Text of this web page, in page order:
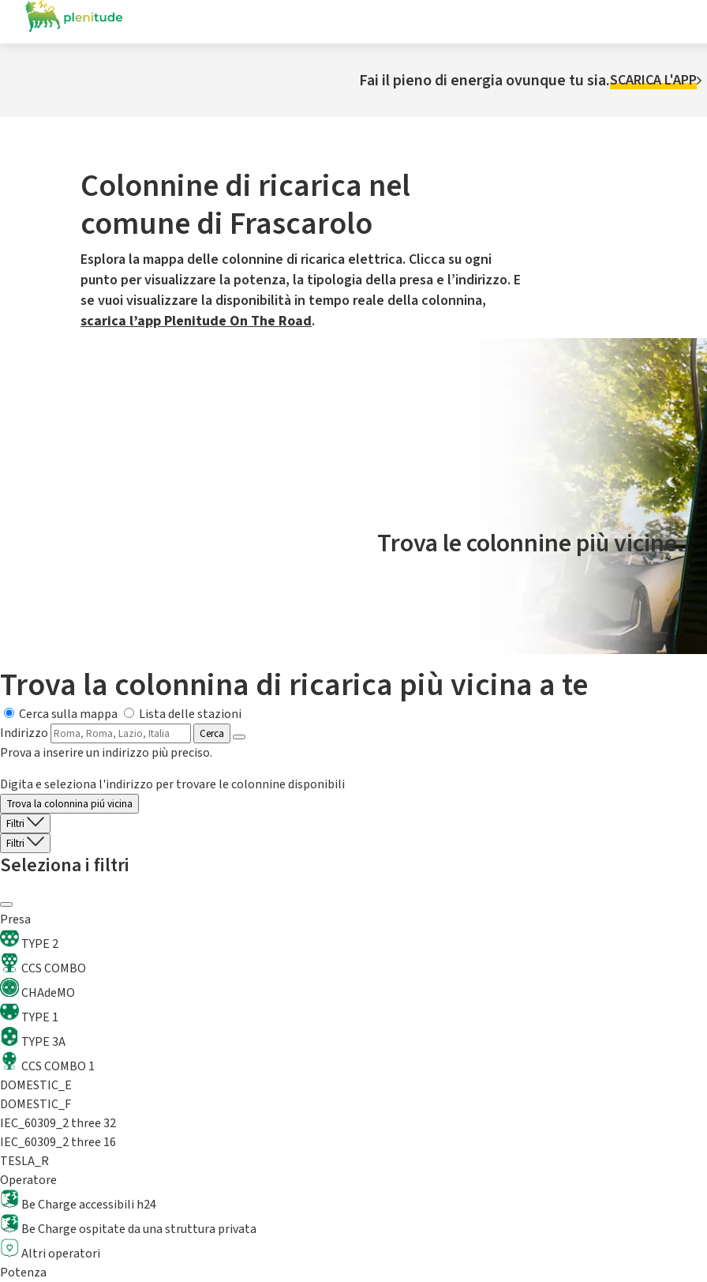
Fai il pieno di energia ovunque tu sia.SCARICA L'APP
Colonnine di ricarica nel
comune di Frascarolo
Esplora la mappa delle colonnine di ricarica elettrica. Clicca su ogni
punto per visualizzare la potenza, la tipologia della presa e l’indirizzo. E
se vuoi visualizzare la disponibilità in tempo reale della colonnina,
scarica l’app Plenitude On The Road.
Il servizio di mobilità elettrica è gestito da Plenitude On The Road
Trova le colonnine più vicine.
Trova la colonnina di ricarica più vicina a te
Cerca sulla mappa
Lista delle stazioni
Indirizzo
Cerca
Prova a inserire un indirizzo più preciso.
Digita e seleziona l'indirizzo per trovare le colonnine disponibili
Trova la colonnina piú vicina
Filtri
Filtri
Seleziona i filtri
Presa
TYPE 2
CCS COMBO
CHAdeMO
TYPE 1
TYPE 3A
CCS COMBO 1
DOMESTIC_E
DOMESTIC_F
IEC_60309_2 three 32
IEC_60309_2 three 16
TESLA_R
Operatore
Be Charge accessibili h24
Be Charge ospitate da una struttura privata
Altri operatori
Potenza